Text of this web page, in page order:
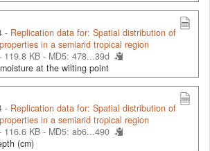
- Replication data for: Spatial distribution of
in a semiarid tropical region
119.8 KB - MD5: 478...39d
at the wilting point
- Replication data for: Spatial distribution of
in a semiarid tropical region
116.6 KB - MD5: ab6...490
(cm)